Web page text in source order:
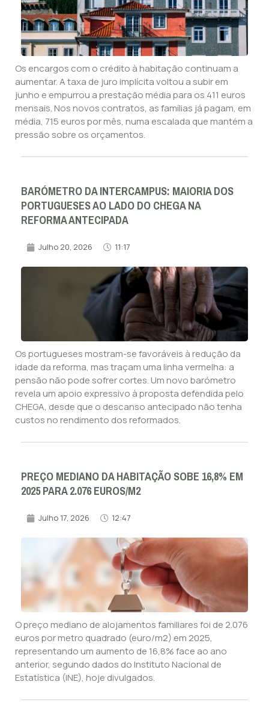
Os encargos com o crédito à habitação continuam a
aumentar. A taxa de juro implícita voltou a subir em
junho e empurrou a prestação média para os 411 euros
mensais. Nos novos contratos, as famílias já pagam, em
média, 715 euros por mês, numa escalada que mantém a
pressão sobre os orçamentos.
BARÓMETRO DA INTERCAMPUS: MAIORIA DOS
PORTUGUESES AO LADO DO CHEGA NA
REFORMA ANTECIPADA
Julho 20, 2026 11:17
Os portugueses mostram-se favoráveis à redução da
idade da reforma, mas traçam uma linha vermelha: a
pensão não pode sofrer cortes. Um novo barómetro
revela um apoio expressivo à proposta defendida pelo
CHEGA, desde que o descanso antecipado não tenha
custos no rendimento dos reformados.
PREÇO MEDIANO DA HABITAÇÃO SOBE 16,8% EM
2025 PARA 2.076 EUROS/M2
Julho 17, 2026 12:47
O preço mediano de alojamentos familiares foi de 2.076
euros por metro quadrado (euro/m2) em 2025,
representando um aumento de 16,8% face ao ano
anterior, segundo dados do Instituto Nacional de
Estatística (INE), hoje divulgados.